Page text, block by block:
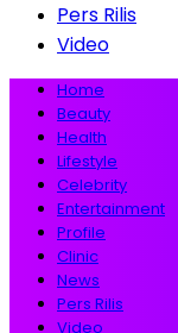
Pers Rilis
Video
Home
Beauty
Health
Lifestyle
Celebrity
Entertainment
Profile
Clinic
News
Pers Rilis
Video